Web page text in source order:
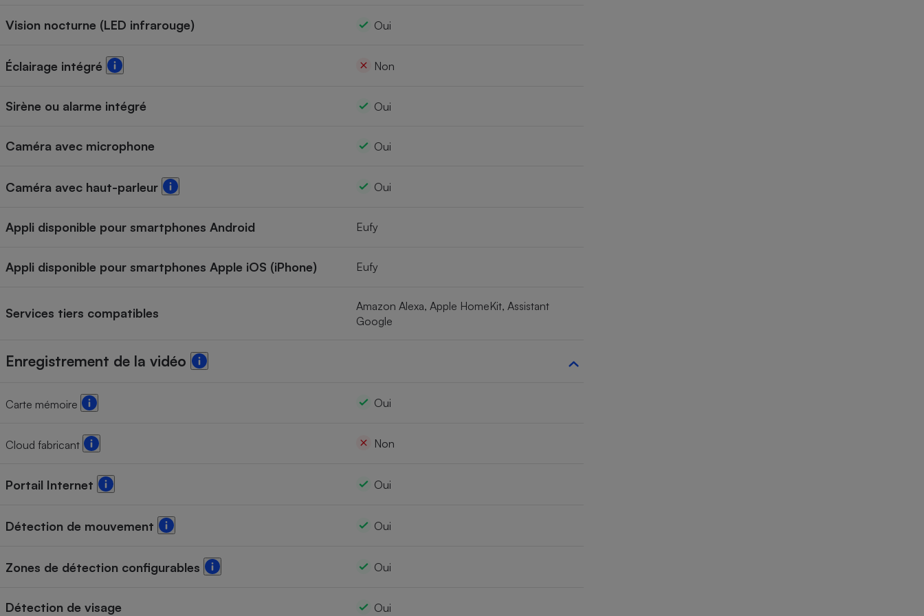
Vision nocturne (LED infrarouge) Oui
Éclairage intégré Non
Sirène ou alarme intégré Oui
Caméra avec microphone Oui
Caméra avec haut-parleur Oui
Appli disponible pour smartphones Android Eufy
Appli disponible pour smartphones Apple iOS (iPhone) Eufy
Services tiers compatibles
Amazon Alexa, Apple HomeKit, Assistant
Google
Enregistrement de la vidéo
Carte mémoire Oui
Cloud fabricant Non
Portail Internet Oui
Détection de mouvement Oui
Zones de détection configurables Oui
Détection de visage Oui